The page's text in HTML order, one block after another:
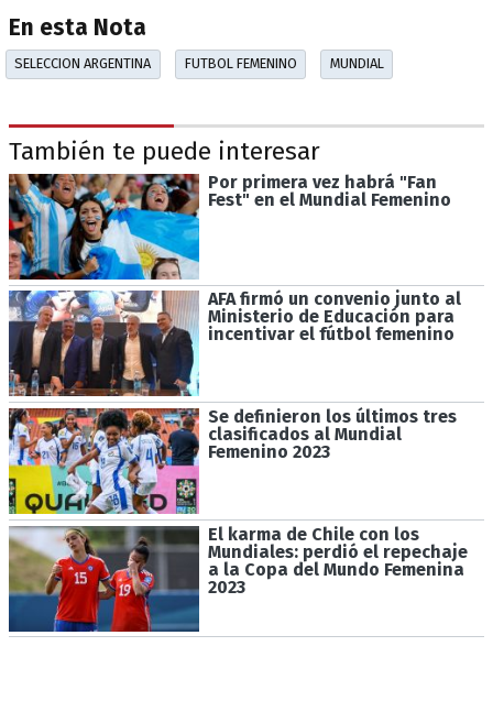
En esta Nota
SELECCION ARGENTINA FUTBOL FEMENINO MUNDIAL
También te puede interesar
Por primera vez habrá "Fan
Fest" en el Mundial Femenino
AFA firmó un convenio junto al
Ministerio de Educación para
incentivar el fútbol femenino
Se definieron los últimos tres
clasificados al Mundial
Femenino 2023
El karma de Chile con los
Mundiales: perdió el repechaje
a la Copa del Mundo Femenina
2023